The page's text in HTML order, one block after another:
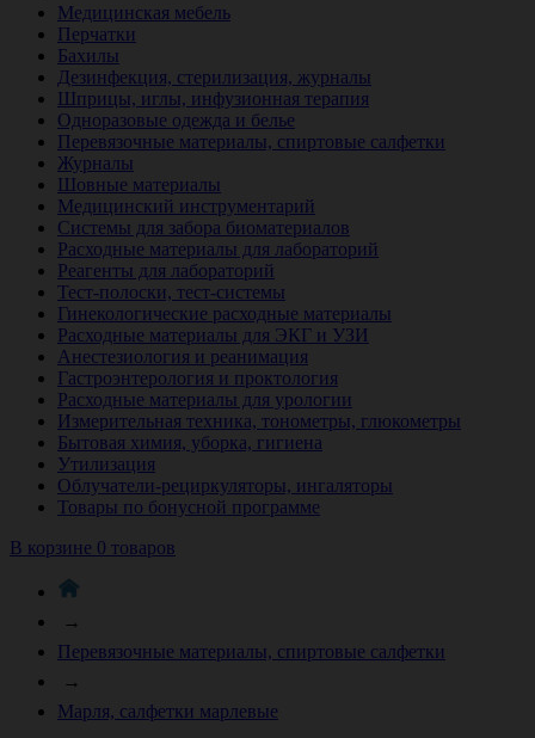
Медицинская мебель
Перчатки
Бахилы
Дезинфекция, стерилизация, журналы
Шприцы, иглы, инфузионная терапия
Одноразовые одежда и белье
Перевязочные материалы, спиртовые салфетки
Журналы
Шовные материалы
Медицинский инструментарий
Системы для забора биоматериалов
Расходные материалы для лабораторий
Реагенты для лабораторий
Тест-полоски, тест-системы
Гинекологические расходные материалы
Расходные материалы для ЭКГ и УЗИ
Анестезиология и реанимация
Гастроэнтерология и проктология
Расходные материалы для урологии
Измерительная техника, тонометры, глюкометры
Бытовая химия, уборка, гигиена
Утилизация
Облучатели-рециркуляторы, ингаляторы
Товары по бонусной программе
В корзине 0 товаров
→
Перевязочные материалы, спиртовые салфетки
→
Марля, салфетки марлевые